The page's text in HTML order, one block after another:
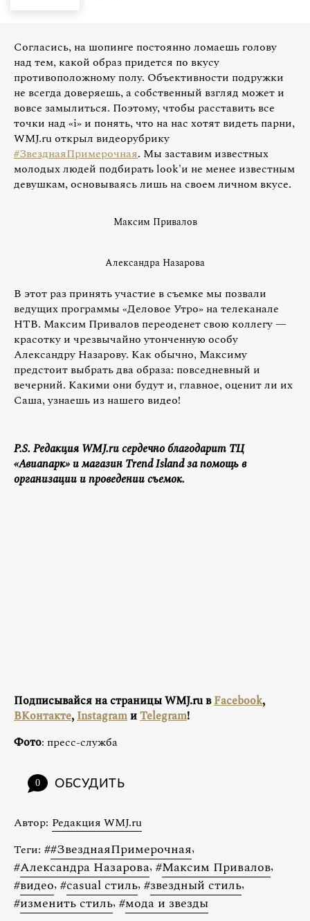
Согласись, на шопинге постоянно ломаешь голову
над тем, какой образ придется по вкусу
противоположному полу. Объективности подружки
не всегда доверяешь, а собственный взгляд может и
вовсе замылиться. Поэтому, чтобы расставить все
точки над «i» и понять, что на нас хотят видеть парни,
WMJ.ru открыл видеорубрику
#ЗвезднаяПримерочная. Мы заставим известных
молодых людей подбирать look'и не менее известным
девушкам, основываясь лишь на своем личном вкусе.
Максим Привалов
Александра Назарова
В этот раз принять участие в съемке мы позвали
ведущих программы «Деловое Утро» на телеканале
НТВ. Максим Привалов переоденет свою коллегу —
красотку и чрезвычайно утонченную особу
Александру Назарову. Как обычно, Максиму
предстоит выбрать два образа: повседневный и
вечерний. Какими они будут и, главное, оценит ли их
Саша, узнаешь из нашего видео!
P.S. Редакция WMJ.ru сердечно благодарит ТЦ
«Авиапарк» и магазин Trend Island за помощь в
организации и проведении съемок.
Подписывайся на страницы WMJ.ru вFacebook,
ВКонтакте, InstagramиTelegram!
Фото: пресс-служба
0 ОБСУДИТЬ
Автор: Редакция WMJ.ru
Теги: ##ЗвезднаяПримерочная,
#Александра Назарова, #Максим Привалов,
#видео, #casual стиль, #звездный стиль,
#изменить стиль, #мода и звезды